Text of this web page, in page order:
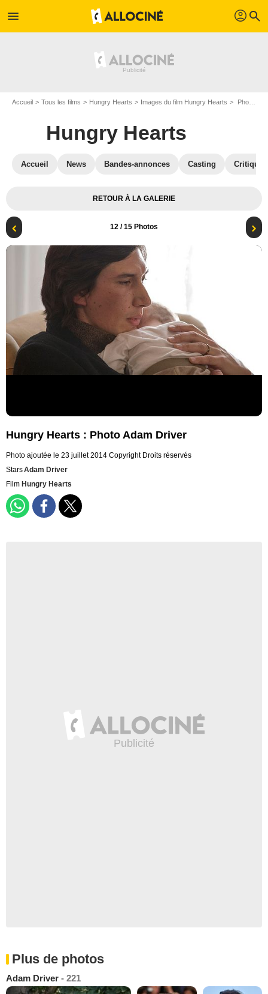
menu profil search
Accueil Tous les films Hungry Hearts Images du film Hungry Hearts Photo du film Hungry Hearts - Photo 12
Hungry Hearts
Accueil News Bandes-annonces Casting
RETOUR À LA GALERIE
12 / 15 Photos
Hungry Hearts : Photo Adam Driver
Photo ajoutée le 23 juillet 2014 Copyright Droits réservés
StarsAdam Driver
Film Hungry Hearts
Plus de photos
Adam Driver - 221